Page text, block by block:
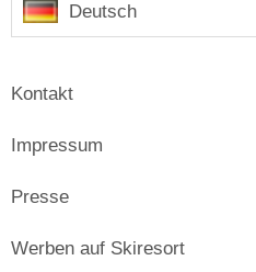
Deutsch
Kontakt
Impressum
Presse
Werben auf Skiresort